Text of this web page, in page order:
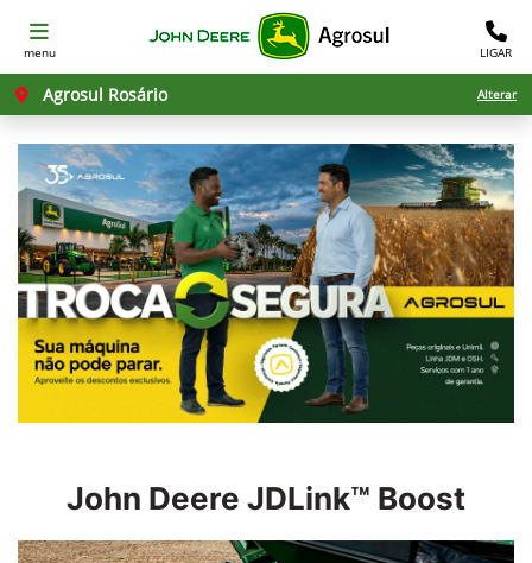
menu LIGAR
Agrosul Rosário Alterar
John Deere JDLink™ Boost